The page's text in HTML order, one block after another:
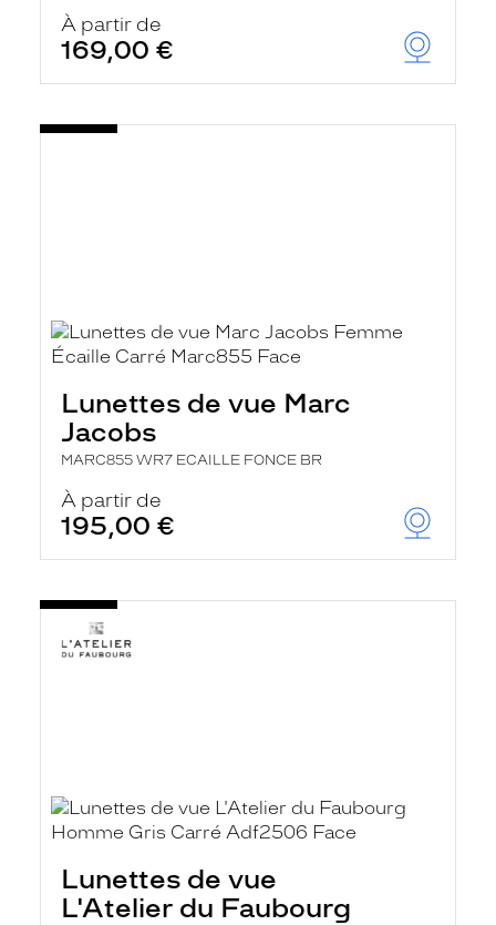
À partir de
169,00 €
Lunettes de vue Marc
Jacobs
MARC855 WR7 ECAILLE FONCE BR
À partir de
195,00 €
Lunettes de vue
L'Atelier du Faubourg